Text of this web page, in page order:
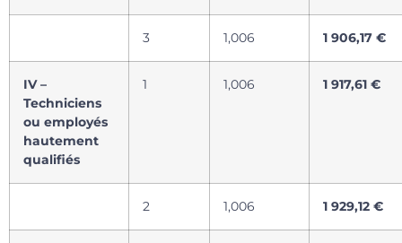
3 1,006 1 906,17 €
IV –
Techniciens
ou employés
hautement
qualifiés
1 1,006 1 917,61 €
2 1,006 1 929,12 €